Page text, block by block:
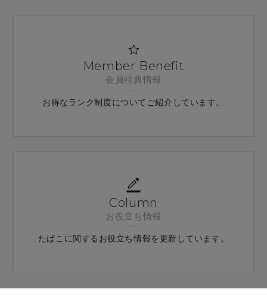
Member Benefit
会員特典情報
お得なランク制度についてご紹介しています。
Column
お役立ち情報
たばこに関するお役⽴ち情報を更新しています。